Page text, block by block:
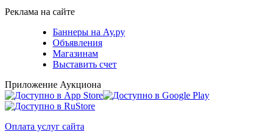
Реклама на сайте
Баннеры на Ау.ру
Объявления
Магазинам
Выставить счет
Приложение Аукциона
Оплата услуг сайта